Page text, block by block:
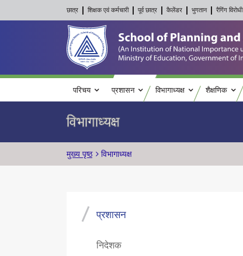
छात्र शिक्षक एवं कर्मचारी पूर्व छात्र कैलेंडर भुगतान रैगिंग विरोधी
Main navigation
परिचय प्रशासन विभागाध्यक्ष शैक्षणिक
विभागाध्यक्ष
पग चिन्ह
मुख्य पृष्ठ विभागाध्यक्ष
प्रशासन
निदेशक